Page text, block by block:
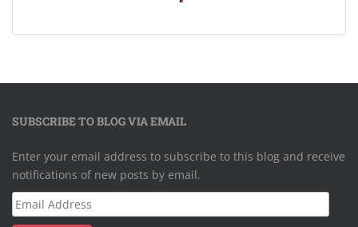
SUBSCRIBE TO BLOG VIA EMAIL
Enter your email address to subscribe to this blog and receive
notifications of new posts by email.
Email
Address